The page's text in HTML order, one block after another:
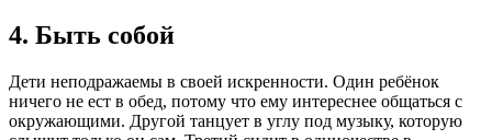
4. Быть собой
Дети неподражаемы в своей искренности. Один ребёнок
ничего не ест в обед, потому что ему интереснее общаться с
окружающими. Другой танцует в углу под музыку, которую